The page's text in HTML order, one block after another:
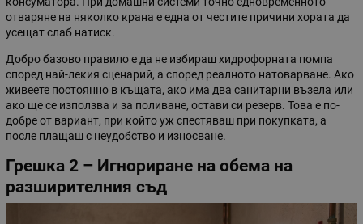
отваряне на няколко крана е една от честите причини хората да
усещат слаб натиск.
Добро базово правило е да не избираш хидрофорната помпа
според най-лекия сценарий, а според реалното натоварване. Ако
живеете постоянно в къщата, ако има два санитарни възела или
ако ще се използва и за поливане, остави си резерв. Това е по-
добре от вариант, при който уж спестяваш при покупката, а
после плащаш с неудобство и износване.
Грешка 2 – Игнориране на обема на
разширителния съд